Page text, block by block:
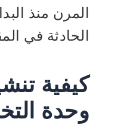
المرن منذ
الحادثة في
كيفية
وحدة